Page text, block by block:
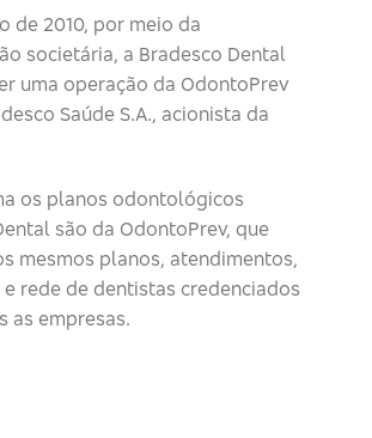
de 2010, por meio da
societária, a Bradesco Dental
uma operação da OdontoPrev
Saúde S.A., acionista da
os planos odontológicos
são da OdontoPrev, que
mesmos planos, atendimentos,
rede de dentistas credenciados
as empresas.